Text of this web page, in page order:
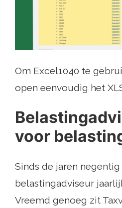
Om Excel1040 te
open eenvoudig het
voor
Sinds de jaren
belastingadviseur
Vreemd genoeg zit